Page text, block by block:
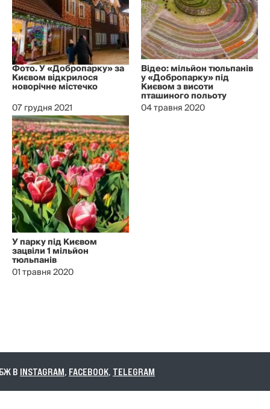
Фото. У «Добропарку» за
Києвом відкрилося
новорічне містечко
07 грудня 2021
Відео: мільйон тюльпанів
у «Добропарку» під
Києвом з висоти
пташиного польоту
04 травня 2020
У парку під Києвом
зацвіли 1 мільйон
тюльпанів
01 травня 2020
INSTAGRAM,FACEBOOK,TELEGRAM